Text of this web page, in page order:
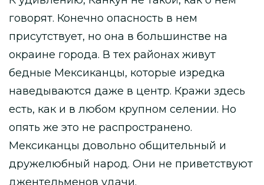
говорят. Конечно опасность в нем
присутствует, но она в большинстве на
окраине города. В тех районах живут
бедные Мексиканцы, которые изредка
наведываются даже в центр. Кражи здесь
есть, как и в любом крупном селении. Но
опять же это не распространено.
Мексиканцы довольно общительный и
дружелюбный народ. Они не приветствуют
джентельменов удачи.